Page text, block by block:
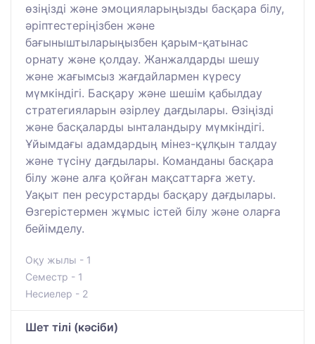
өзіңізді және эмоцияларыңызды басқара білу,
әріптестеріңізбен және
бағыныштыларыңызбен қарым-қатынас
орнату және қолдау. Жанжалдарды шешу
және жағымсыз жағдайлармен күресу
мүмкіндігі. Басқару және шешім қабылдау
стратегияларын әзірлеу дағдылары. Өзіңізді
және басқаларды ынталандыру мүмкіндігі.
Ұйымдағы адамдардың мінез-құлқын талдау
және түсіну дағдылары. Команданы басқара
білу және алға қойған мақсаттарға жету.
Уақыт пен ресурстарды басқару дағдылары.
Өзгерістермен жұмыс істей білу және оларға
бейімделу.
Оқу жылы - 1
Семестр - 1
Несиелер - 2
Шет тілі (кәсіби)